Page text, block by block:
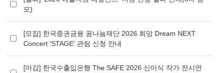
모)
[모집] 한국증권금융 꿈나눔재단 2026 희망 Dream NEXT
Concert 'STAGE' 관람 신청 안내
[마감] 한국수출입은행 The SAFE 2026 신미식 작가 전시연